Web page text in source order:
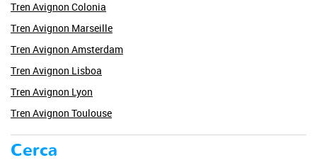
Tren Avignon Colonia
Tren Avignon Marseille
Tren Avignon Amsterdam
Tren Avignon Lisboa
Tren Avignon Lyon
Tren Avignon Toulouse
Cerca